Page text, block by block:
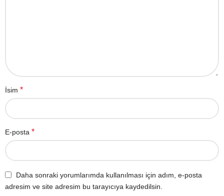
İsim *
E-posta *
Daha sonraki yorumlarımda kullanılması için adım, e-posta
adresim ve site adresim bu tarayıcıya kaydedilsin.